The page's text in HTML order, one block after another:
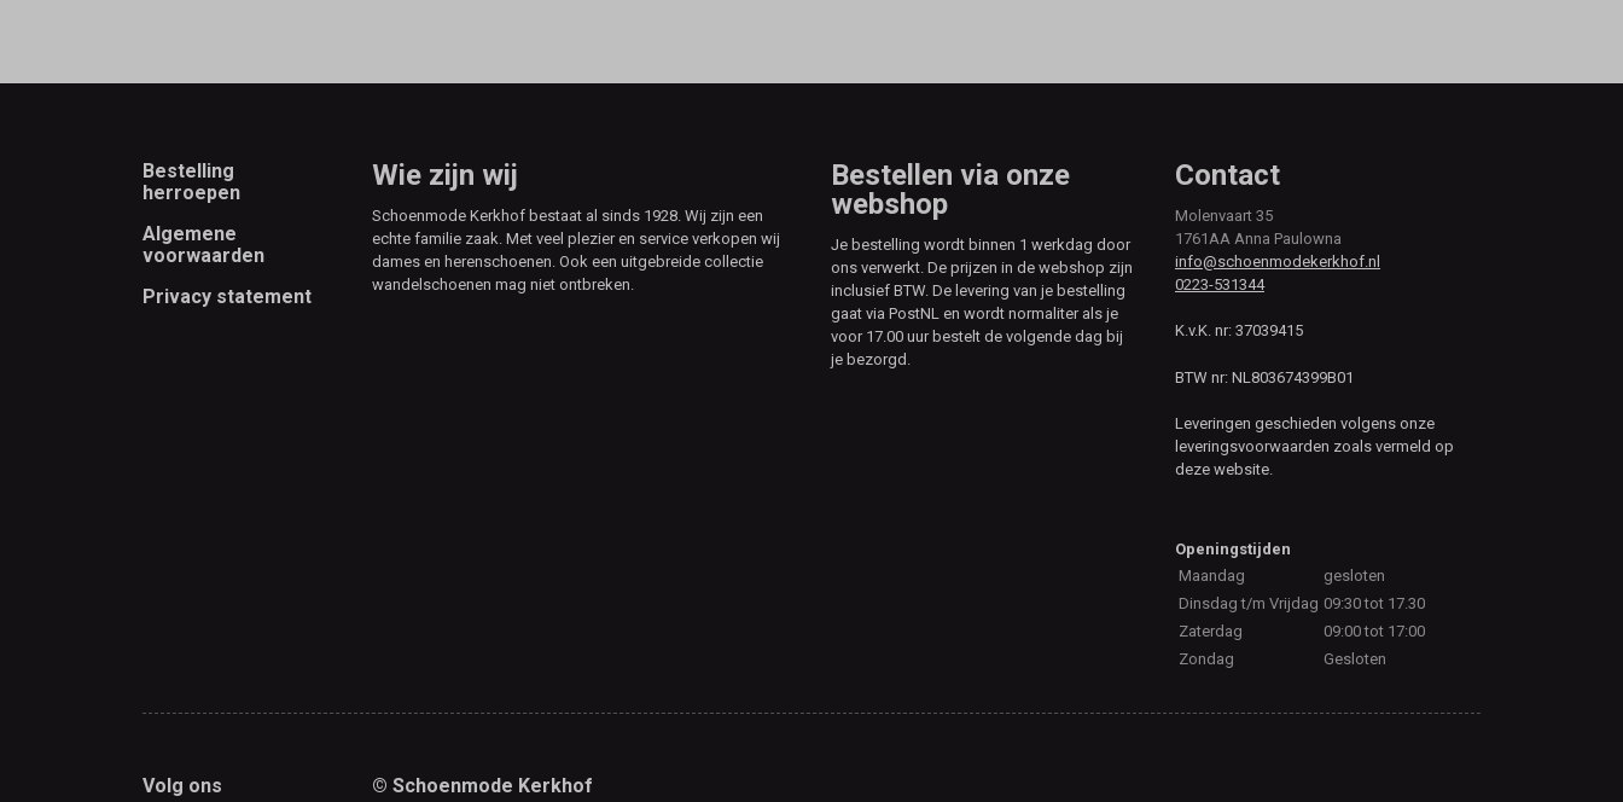
Footer
Bestelling
herroepen
Algemene
voorwaarden
Privacy statement
Wie zijn wij
Schoenmode Kerkhof bestaat al sinds 1928. Wij zijn een
echte familie zaak. Met veel plezier en service verkopen wij
dames en herenschoenen. Ook een uitgebreide collectie
wandelschoenen mag niet ontbreken.
Bestellen via onze
webshop
Je bestelling wordt binnen 1 werkdag door
ons verwerkt. De prijzen in de webshop zijn
inclusief BTW. De levering van je bestelling
gaat via PostNL en wordt normaliter als je
voor 17.00 uur bestelt de volgende dag bij
je bezorgd.
Contact
Molenvaart 35
1761AA Anna Paulowna
info@schoenmodekerkhof.nl
0223-531344
K.v.K. nr: 37039415
BTW nr: NL803674399B01
Leveringen geschieden volgens onze
leveringsvoorwaarden zoals vermeld op
deze website.
Openingstijden
Maandag
gesloten
Dinsdag t/m Vrijdag 09:30 tot 17.30
Zaterdag
09:00 tot 17:00
Zondag
Gesloten
Volg ons © Schoenmode Kerkhof